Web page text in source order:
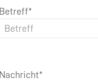
Betreff*
Nachricht*